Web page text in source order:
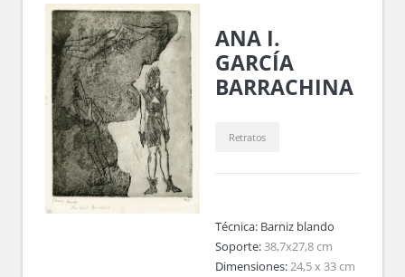
ANA I.
GARCÍA
BARRACHINA
Retratos
Técnica: Barniz blando
Soporte:38,7x27,8 cm
Dimensiones:24,5 x 33 cm